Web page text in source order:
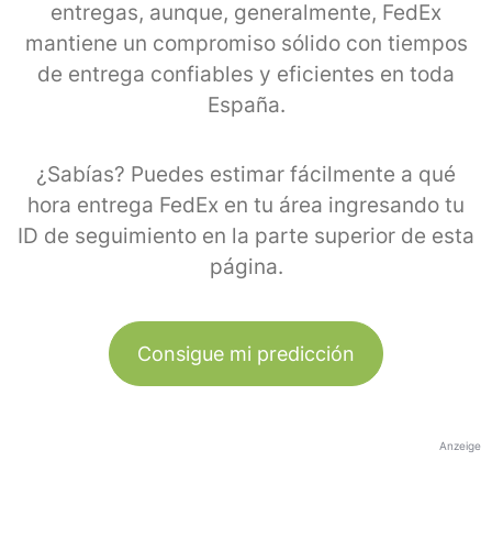
entregas, aunque, generalmente, FedEx
mantiene un compromiso sólido con tiempos
de entrega confiables y eficientes en toda
España.
¿Sabías? Puedes estimar fácilmente a qué
hora entrega FedEx en tu área ingresando tu
ID de seguimiento en la parte superior de esta
página.
Consigue mi predicción
Anzeige